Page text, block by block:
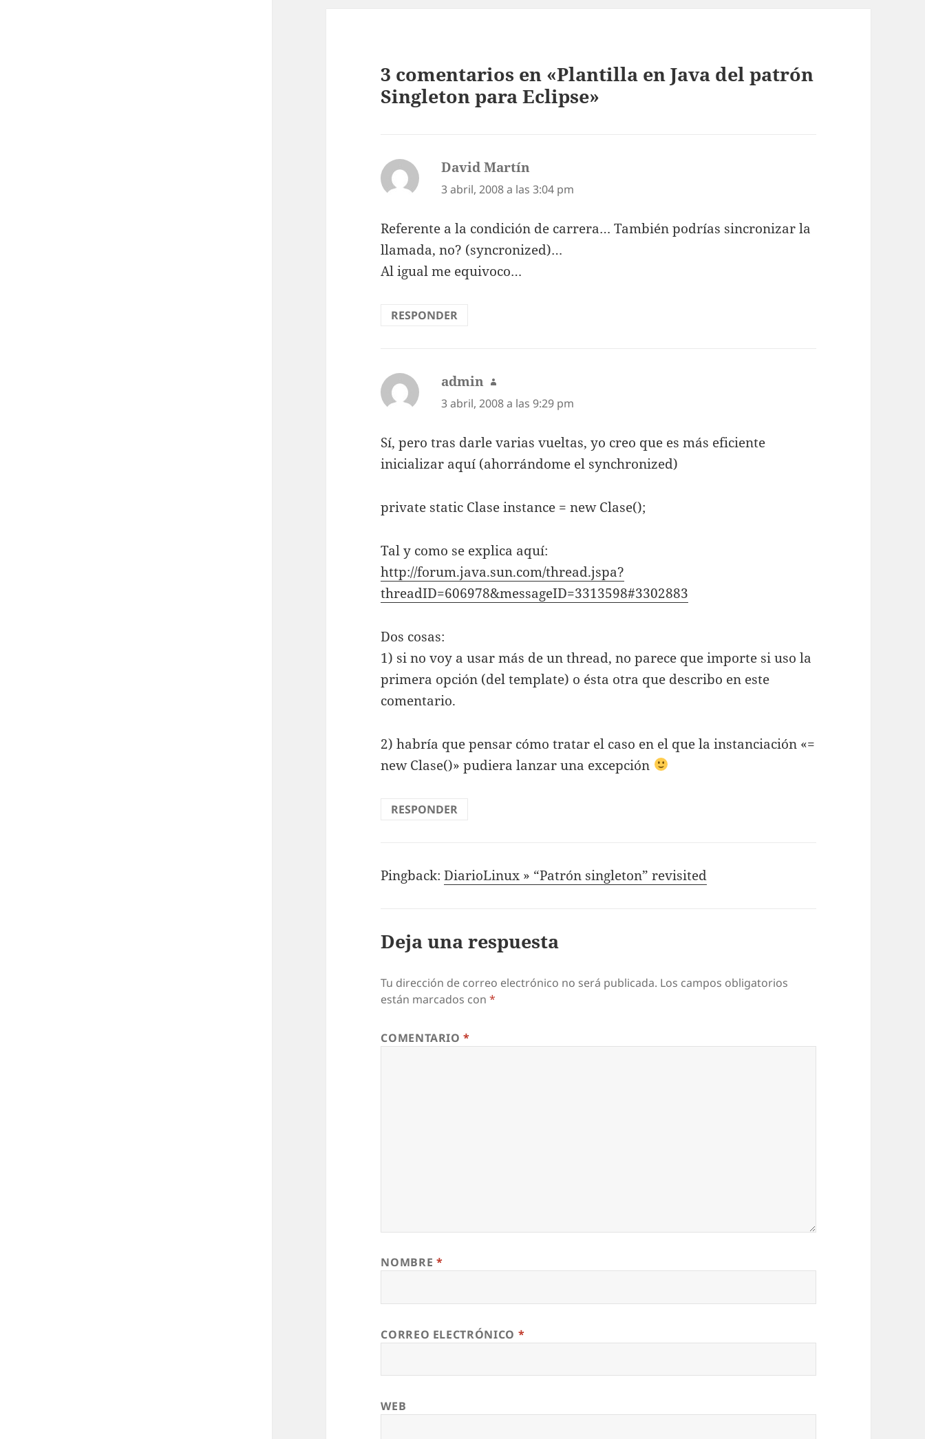
3 comentarios en «Plantilla en Java del patrón
Singleton para Eclipse»
David Martín
3 abril, 2008 a las 3:04 pm
Referente a la condición de carrera… También podrías sincronizar la
llamada, no? (syncronized)…
Al igual me equivoco…
RESPONDER
admin dice:
3 abril, 2008 a las 9:29 pm
Sí, pero tras darle varias vueltas, yo creo que es más eficiente
inicializar aquí (ahorrándome el synchronized)
private static Clase instance = new Clase();
Tal y como se explica aquí:
http://forum.java.sun.com/thread.jspa?
threadID=606978&messageID=3313598#3302883
Dos cosas:
1) si no voy a usar más de un thread, no parece que importe si uso la
primera opción (del template) o ésta otra que describo en este
comentario.
2) habría que pensar cómo tratar el caso en el que la instanciación «=
new Clase()» pudiera lanzar una excepción
RESPONDER
Pingback:DiarioLinux » “Patrón singleton” revisited
Deja una respuesta
Tu dirección de correo electrónico no será publicada. Los campos obligatorios
están marcados con*
COMENTARIO*
NOMBRE *
CORREO ELECTRÓNICO *
WEB